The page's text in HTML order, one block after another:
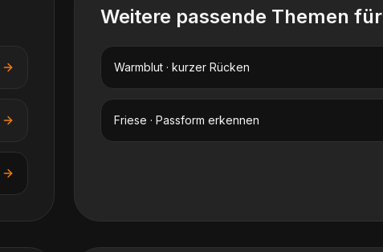
Weitere passende Themen für
Warmblut · kurzer Rücken
Friese · Passform erkennen